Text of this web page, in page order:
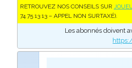
RETROUVEZ NOS CONSEILS SUR
74 75 13 13 – APPEL NON SURTAXÉ).
Les abonnés doivent